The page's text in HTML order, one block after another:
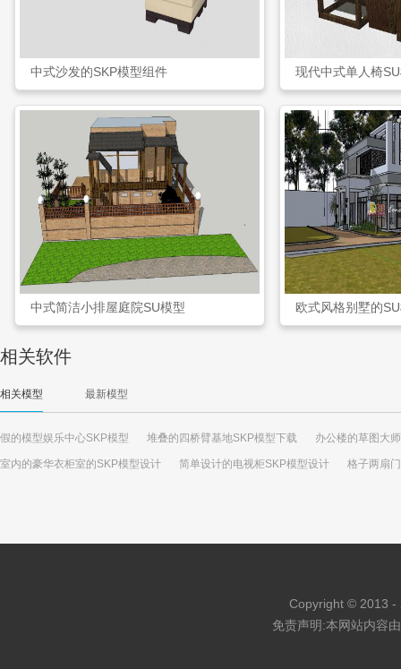
中式沙发的SKP模型组件 现代中式单人椅
中式简洁小排屋庭院SU模型 欧式风格别墅的
相关软件
相关模型 最新模型
假的模型娱乐中心SKP模型 堆叠的四桥臂基地SKP模型下载 办公楼的草图大
室内的豪华衣柜室的SKP模型设计 简单设计的电视柜SKP模型设计 格子两扇
Copyright © 2013 -
免责声明:本网站内容